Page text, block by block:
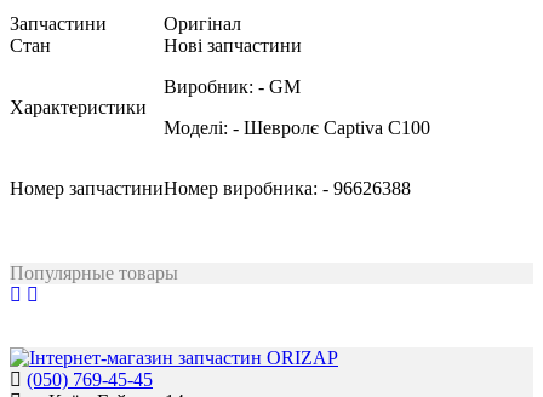
Запчастини
Оригінал
Стан
Нові запчастини
Характеристики
Виробник: - GM
Моделі: - Шевролє Captiva C100
Номер запчастиниНомер виробника: - 96626388
Популярные товары
(050) 769-45-45